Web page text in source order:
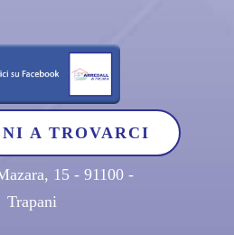
A TROVARCI
15 - 91100 -
Trapani